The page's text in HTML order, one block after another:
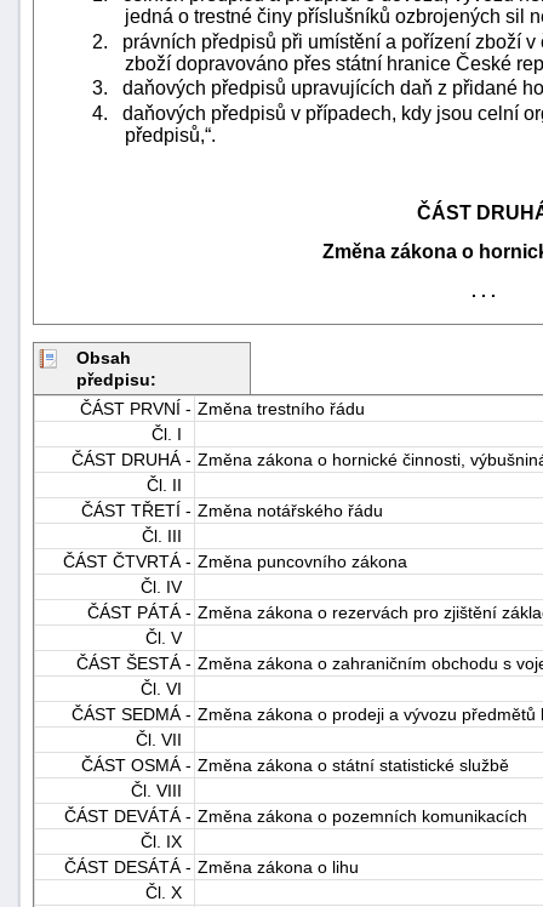
jedná o trestné činy příslušníků ozbrojených sil
2. právních předpisů při umístění a pořízení zboží
zboží dopravováno přes státní hranice České
3. daňových předpisů upravujících daň z přidané
4. daňových předpisů v případech, kdy jsou celní
předpisů,“.
ČÁST
Změna zákona o
. . .
Obsah
předpisu:
ČÁST PRVNÍ - Změna trestního řádu
Čl. I
ČÁST DRUHÁ - Změna zákona o hornické činnosti,
Čl. II
ČÁST TŘETÍ - Změna notářského řádu
Čl. III
ČÁST ČTVRTÁ - Změna puncovního zákona
Čl. IV
ČÁST PÁTÁ - Změna zákona o rezervách pro zjištění
Čl. V
ČÁST ŠESTÁ - Změna zákona o zahraničním obchodu s
Čl. VI
ČÁST SEDMÁ - Změna zákona o prodeji a vývozu předmětů
Čl. VII
ČÁST OSMÁ - Změna zákona o státní statistické službě
Čl. VIII
ČÁST DEVÁTÁ - Změna zákona o pozemních komunikacích
Čl. IX
ČÁST DESÁTÁ - Změna zákona o lihu
Čl. X
-
náhrady